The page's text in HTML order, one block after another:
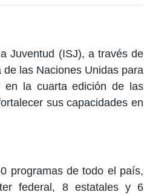
Juventud (ISJ), a través de
las Naciones Unidas para
en la cuarta edición de las
sus capacidades en
programas de todo el país,
federal, 8 estatales y 6